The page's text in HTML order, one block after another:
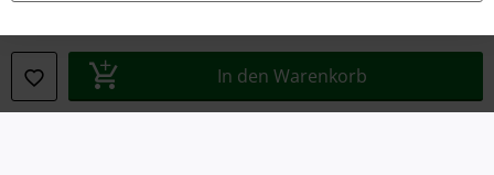
In den Warenkorb
Vertrag widerrufen